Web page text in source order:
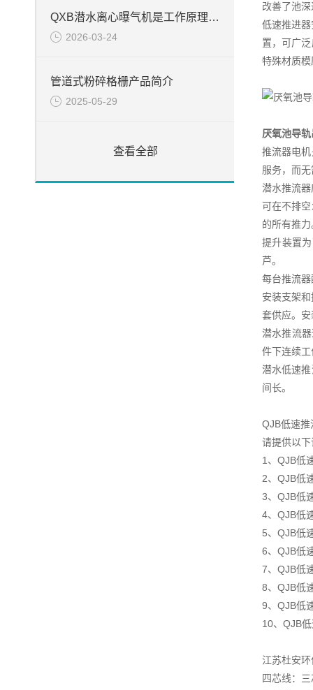
QXB潜水离心曝气机是工作原理解析
2026-03-24
管道式粉碎格栅产品简介
2025-05-29
查看全部
改善了池
低速推进
置，可广
特殊材质
厌氧池导
推流器电
服务，而
潜水推流
可在不排
的所有推力
提升装置
芦。
每台推流
安装支架
套供应。
潜水推流
件下连续
潜水低速
间长。
QJB低速
请提供以
1、QJB低
2、QJB低
3、QJB低
4、QJB低
5、QJB低
6、QJB低
7、QJB低
8、QJB低
9、QJB低
10、QJB
江苏杜安
四芯线：